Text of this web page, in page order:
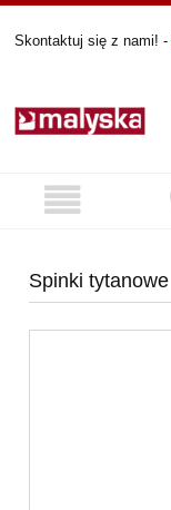
Skontaktuj się z nami! -
Spinki tytanowe